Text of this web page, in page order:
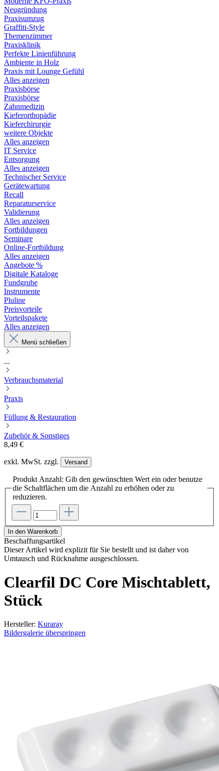
Neugründung
Praxisumzug
Graffiti-Style
Themenzimmer
Praxisklinik
Perfekte Linienführung
Ambiente in Holz
Praxis mit Lounge Gefühl
Alles anzeigen
Praxisbörse
Praxisbörse
Zahnmedizin
Kieferorthopädie
Kieferchirurgie
weitere Objekte
Alles anzeigen
IT Service
Entsorgung
Alles anzeigen
Technischer Service
Gerätewartung
Recall
Reparaturservice
Validierung
Alles anzeigen
Fortbildungen
Seminare
Online-Fortbildung
Alles anzeigen
Angebote %
Digitale Kataloge
Fundgrube
Instrumente
Pluline
Preisvorteile
Vorteilspakete
Alles anzeigen
Menü schließen
...
Verbrauchsmaterial
Praxis
Füllung & Restauration
Zubehör & Sonstiges
8,49 €
exkl. MwSt. zzgl. Versand
Produkt Anzahl: Gib den gewünschten Wert ein oder benutze
die Schaltflächen um die Anzahl zu erhöhen oder zu
reduzieren.
In den Warenkorb
Beschaffungsartikel
Dieser Artikel wird explizit für Sie bestellt und ist daher von
Umtausch und Rücknahme ausgeschlossen.
Clearfil DC Core Mischtablett,
Stück
Hersteller: Kuraray
Bildergalerie überspringen